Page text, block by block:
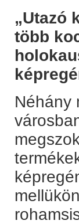
„Utazó
több
Néhány